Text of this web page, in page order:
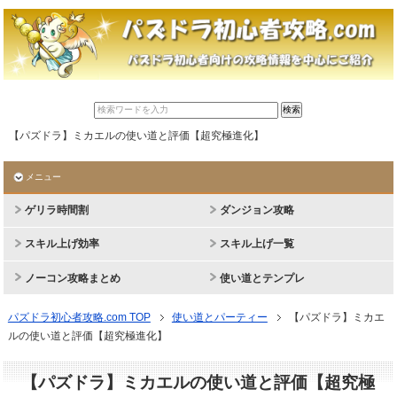
【パズドラ】ミカエルの使い道と評価【超究極進化】
メニュー
ゲリラ時間割 ダンジョン攻略
スキル上げ効率 スキル上げ一覧
ノーコン攻略まとめ 使い道とテンプレ
パズドラ初心者攻略.com TOP 使い道とパーティー
【パズドラ】ミカエ
ルの使い道と評価【超究極進化】
【パズドラ】ミカエルの使い道と評価【超究極